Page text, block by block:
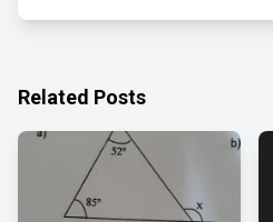
Related Posts